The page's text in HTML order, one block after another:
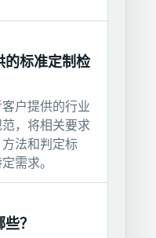
的标准定制检
户提供的行业
，将相关要求
法和判定标
需求。
？